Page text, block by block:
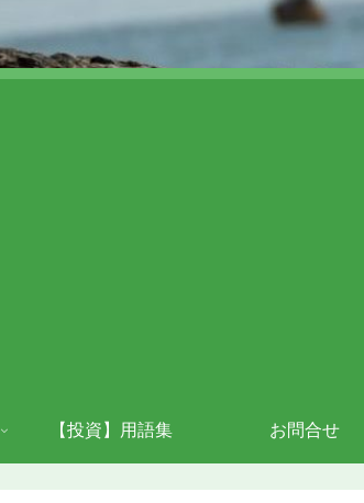
【投資】用語集 お問合せ